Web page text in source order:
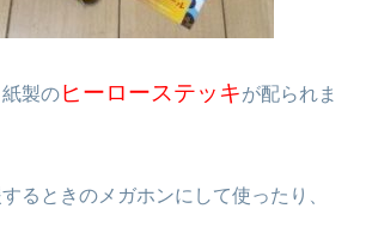
製のヒーローステッキが配られま
るときのメガホンにして使ったり、